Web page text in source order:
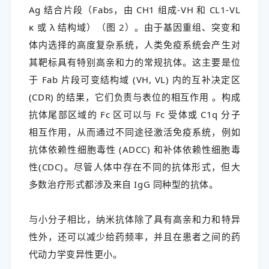
Ag 结合片段（Fabs，由 CH1 组成-VH 和 CL1-VL
κ 或 λ 结构域）（图 2）。由于基因重组、突变和
体内选择的高度复杂系统，人类免疫系统会产生对
其靶标具有特别高亲和力的常规抗体。这主要是位
于 Fab 片段可变结构域 (VH, VL) 内的互补决定区
(CDR) 的结果，它们负责与表位的相互作用 。构成
抗体尾部区域的 Fc 区可以与 Fc 受体或 C1q 分子
相互作用，从而通过不同途径激活免疫系统，例如
抗体依赖性细胞毒性 (ADCC) 和补体依赖性细胞毒
性(CDC)。尽管人体中存在不同的抗体形式，但大
多数治疗形式都涉及来自 IgG 同种型的抗体。
与小分子相比，纳米抗体除了具有高亲和力和特异
性外，还可以减少给药频率，并且在患者之间的药
代动力学变异性更小。